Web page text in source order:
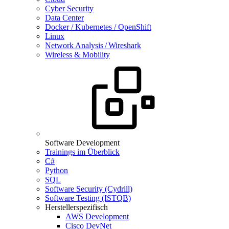
Cyber Security
Data Center
Docker / Kubernetes / OpenShift
Linux
Network Analysis / Wireshark
Wireless & Mobility
Software Development
Trainings im Überblick
C#
Python
SQL
Software Security (Cydrill)
Software Testing (ISTQB)
Herstellerspezifisch
AWS Development
Cisco DevNet